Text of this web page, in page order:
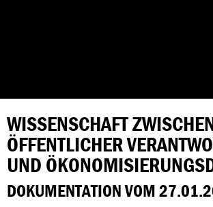
WISSENSCHAFT
ÖFFENTLICHER
UND
DOKUMENTATION VOM